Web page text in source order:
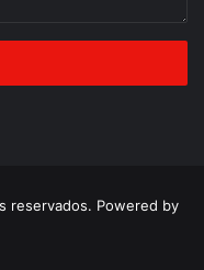
reservados. Powered by